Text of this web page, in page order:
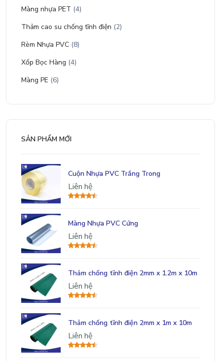
Màng nhựa PET (4)
Thảm cao su chống tĩnh điện (2)
Rèm Nhựa PVC (8)
Xốp Bọc Hàng (4)
Màng PE (6)
SẢN PHẨM MỚI
Cuộn Nhựa PVC Trắng Trong
Liên hệ
Màng Nhựa PVC Cứng
Liên hệ
Thảm chống tĩnh điện 2mm x 1.2m x 10m
Liên hệ
Thảm chống tĩnh điện 2mm x 1m x 10m
Liên hệ